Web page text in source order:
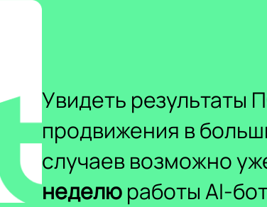
Увидеть результаты
продвижения в
случаев возможно
неделюработы AI-